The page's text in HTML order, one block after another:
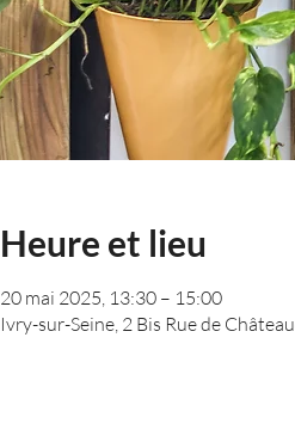
Heure et lieu
20 mai 2025, 13:30 – 15:00
Ivry-sur-Seine, 2 Bis Rue de